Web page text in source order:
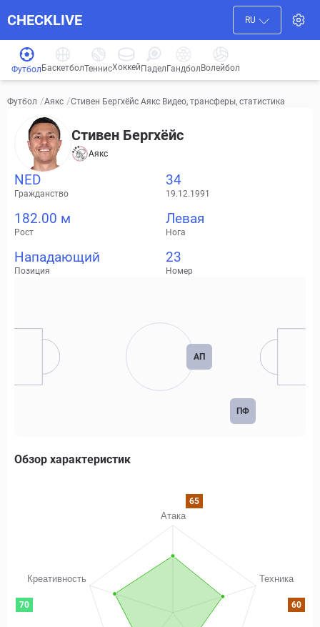
CHECKLIVE RU
Футбол БаскетболТеннисХоккей ПаделГандбол Волейбол
Футбол /Аякс /Стивен Бергхёйс Аякс Видео, трансферы, статистика
Стивен Бергхёйс
Аякс
NED
Гражданство
34
19.12.1991
182.00 м
Рост
Левая
Нога
Нападающий
Позиция
23
Номер
АП
ПФ
Обзор характеристик
65
70 60